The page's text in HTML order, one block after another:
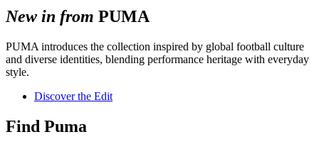
New in from PUMA
PUMA introduces the collection inspired by global football culture
and diverse identities, blending performance heritage with everyday
style.
Discover the Edit
Find Puma